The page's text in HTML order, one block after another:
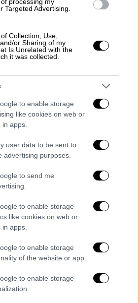
Targeted Advertising.
Collection, Use,
or Sharing of my
Is Unrelated with the
it was collected.
to enable storage
like cookies on web or
apps.
user data to be sent to
advertising purposes.
to send me
to enable storage
like cookies on web or
apps.
to enable storage
of the website or app.
to enable storage
στη Γαλλία, το πρώτο
Παρθενώνακαι είναι
με τις Εργαστίνες,
τους επαναστάτες το
επομένως, στη δημόσια
του χρονολογικού
Τι συμβαίνει όμως με το
, μια μετόπη(τμήμα
σε εσοχή) που
κένταυρο και μία Λαπιθίδα
από το Μουσείο του
θα μπορούσε να
εφαρμογής του νόμου
Τα υπόλοιπα θραύσματα
ανήκουν στον Παρθενώνα
αργότερα. Μία κεφαλή
πωλήθηκε στο
το 1880. Μια άλλη
το 1927 ενώ μια τρίτη
ενδέχεται να προέρχεται